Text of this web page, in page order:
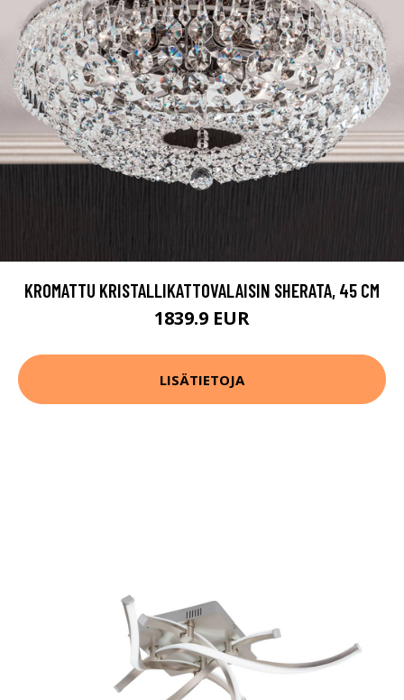
KROMATTU KRISTALLIKATTOVALAISIN SHERATA, 45 CM
1839.9 EUR
LISÄTIETOJA